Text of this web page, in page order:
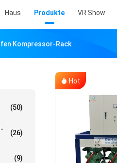
Haus Produkte VR Show
Kompressor-Rack
(50)
(26)
(9)
Hot